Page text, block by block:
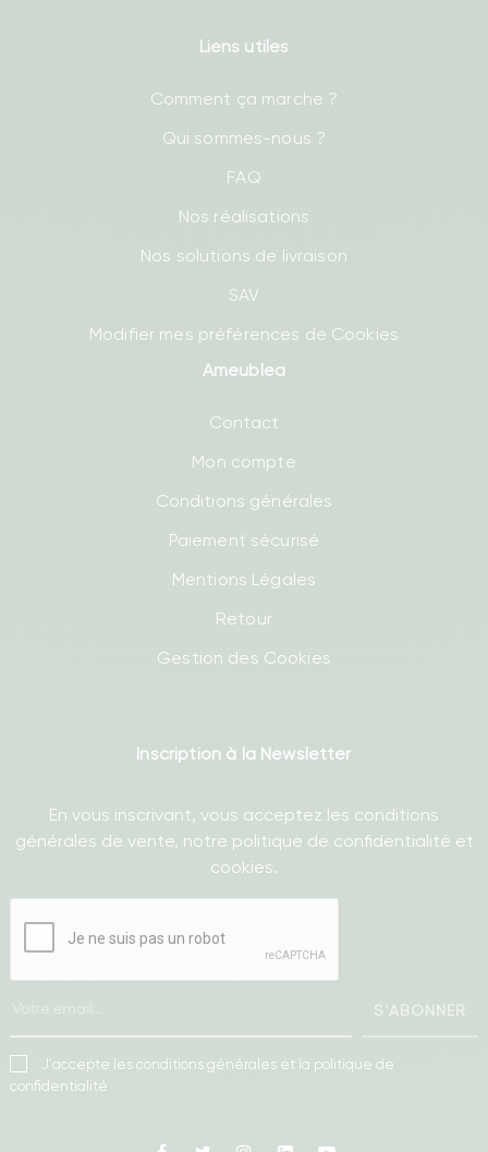
Liens utiles
Comment ça marche ?
Qui sommes-nous ?
FAQ
Nos réalisations
Nos solutions de livraison
SAV
Modifier mes préférences de Cookies
Ameublea
Contact
Mon compte
Conditions générales
Paiement sécurisé
Mentions Légales
Retour
Gestion des Cookies
Inscription à la Newsletter
En vous inscrivant, vous acceptez les conditions
générales de vente, notre politique de confidentialité et
cookies.
S'ABONNER
J'accepte les conditions générales et la politique de
confidentialité